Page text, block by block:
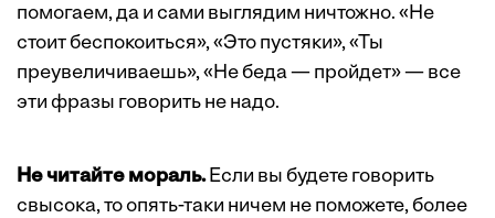
помогаем, да и сами выглядим ничтожно. «Не
стоит беспокоиться», «Это пустяки», «Ты
преувеличиваешь», «Не беда — пройдет» — все
эти фразы говорить не надо.
Не читайте мораль.Если вы будете говорить
свысока, то опять-таки ничем не поможете, более